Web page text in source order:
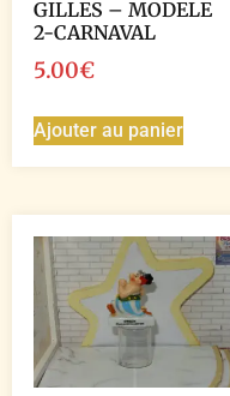
GILLES – MODELE
2-CARNAVAL
5.00€
Ajouter au panier